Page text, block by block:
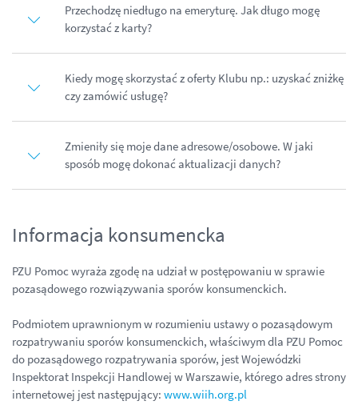
Przechodzę niedługo na emeryturę. Jak długo mogę
korzystać z karty?
Kiedy mogę skorzystać z oferty Klubu np.: uzyskać zniżkę
czy zamówić usługę?
Zmieniły się moje dane adresowe/osobowe. W jaki
sposób mogę dokonać aktualizacji danych?
Informacja konsumencka
PZU Pomoc wyraża zgodę na udział w postępowaniu w sprawie
pozasądowego rozwiązywania sporów konsumenckich.
Podmiotem uprawnionym w rozumieniu ustawy o pozasądowym
rozpatrywaniu sporów konsumenckich, właściwym dla PZU Pomoc
do pozasądowego rozpatrywania sporów, jest Wojewódzki
Inspektorat Inspekcji Handlowej w Warszawie, którego adres strony
internetowej jest następujący: www.wiih.org.pl